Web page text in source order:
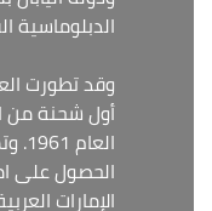
الدبلوماسية
وقد تطورت
أول شحنة من
الحصول على
الإمارات